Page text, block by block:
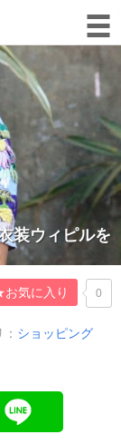
装ウィピルを
気に入り 0
ショッピング